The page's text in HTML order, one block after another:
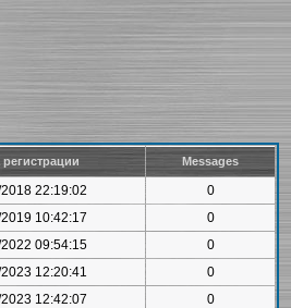
регистрации Messages
22:19:02
0
10:42:17
0
09:54:15
0
12:20:41
0
12:42:07
0